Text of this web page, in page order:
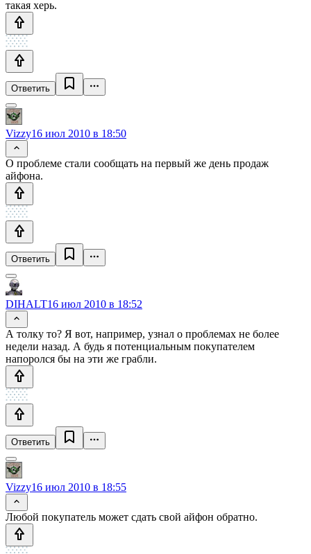
такая херь.
Ответить
Vizzy16 июл 2010 в 18:50
О проблеме стали сообщать на первый же день продаж
айфона.
Ответить
DIHALT16 июл 2010 в 18:52
А толку то? Я вот, например, узнал о проблемах не более
недели назад. А будь я потенциальным покупателем
напоролся бы на эти же грабли.
Ответить
Vizzy16 июл 2010 в 18:55
Любой покупатель может сдать свой айфон обратно.